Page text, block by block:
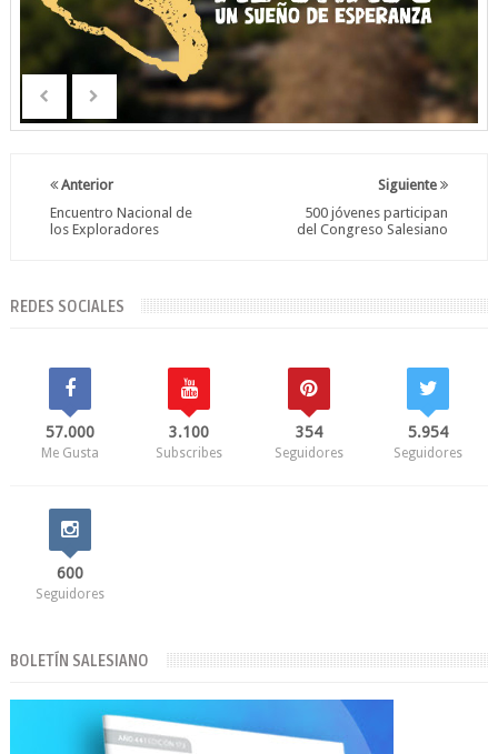
Siguiente
500 jóvenes participan
del Congreso Salesiano
Anterior
Encuentro Nacional de
los Exploradores
REDES SOCIALES
57.000
Me Gusta
3.100
Subscribes
354
Seguidores
5.954
Seguidores
600
Seguidores
BOLETÍN SALESIANO